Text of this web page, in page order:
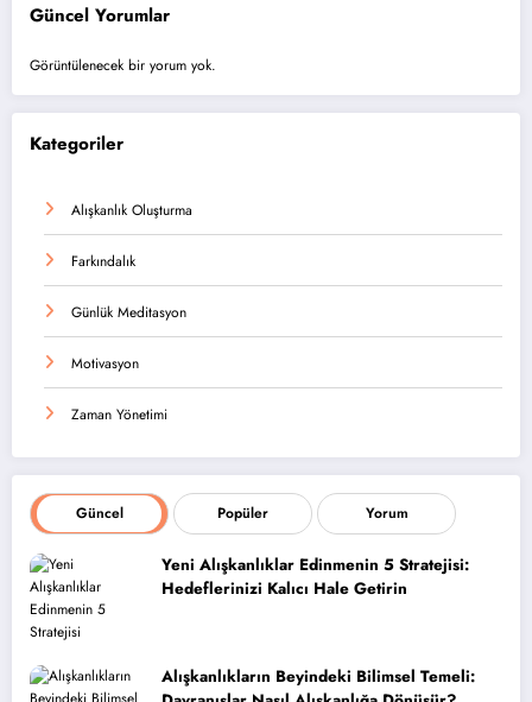
Güncel Yorumlar
Görüntülenecek bir yorum yok.
Kategoriler
Alışkanlık Oluşturma
Farkındalık
Günlük Meditasyon
Motivasyon
Zaman Yönetimi
Güncel Popüler Yorum
Yeni Alışkanlıklar Edinmenin 5 Stratejisi:
Hedeflerinizi Kalıcı Hale Getirin
Alışkanlıkların Beyindeki Bilimsel Temeli: